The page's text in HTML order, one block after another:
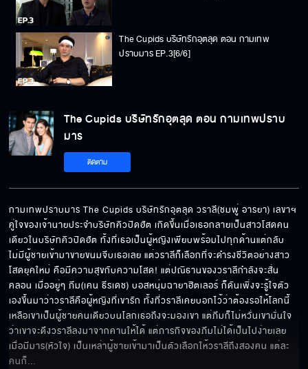
The Cupids บริษัทรักอุตลุด ตอน กามเทพ
ปราบมาร EP.3[6/6]
The Cupids บริษัทรักอุตลุด ตอน กามเทพปราบ
มาร
ติดตาม
กามเทพปราบมาร The Cupids บริษัทรักอุตลุด วราลี(ชมพู่ อารยา) เลขาฯ
คู่ใจของเจ้านายประจำบริษัทคิวปิดฮัต เกิดขึ้นเมื่อเธอกลายเป็นสาวโสดคน
เดียวในบริษัทคิวปิดฮัต ทั้งที่เธอเป็นผู้หญิงเพียบพร้อมไปทุกด้านแต่กลับ
ไม่มีผู้ชายเข้ามาขายขนมจีบเธอเลย แต่วราลีก็เลือกที่จะดำรงชีวิตอย่างสาว
โสดยุคใหม่ คือมีความสุขกับความโสด! แต่ปณิธานของวราลีกำลังจะสั่น
คลอน เมื่ออยู่ๆ ภีม(เคน ธีรเดช) บอสหนุ่มฉายาฮิตเลอร์ ก็ดันเพิ่งจะรู้ใจตัว
เองขึ้นมาว่าวราลีคือผู้หญิงที่เขารัก ทั้งที่วราลีเคยบอกไว้ว่าต้องรอให้โลกนี้
เหลือเขาเป็นผู้ชายคนเดียวบนโลกเธอถึงจะมองเขา แต่ภีมก็ไม่หวั่นเขามั่นใจ
ว่าเขาจะดึงวราลีลงมาจากคานให้ได้ แต่ภารกิจของภีมไม่ได้เป็นไปง่ายเลย
เมื่อมีมาร(หัวใจ) เป็นเหล่าผู้ชายเข้ามาเป็นตัวเลือกให้วราลีถึงสองคน แต่ละ
คนก็...